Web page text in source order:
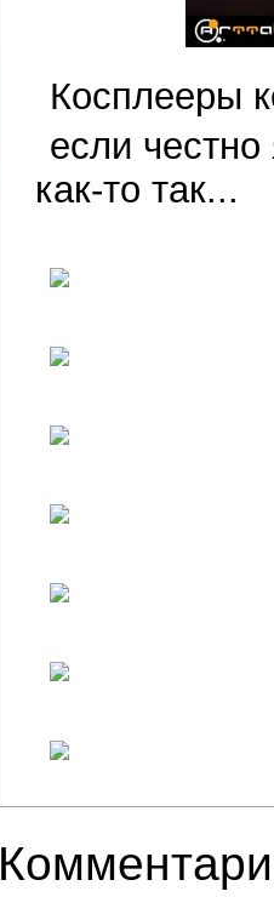
Косплееры
если
как-то так...